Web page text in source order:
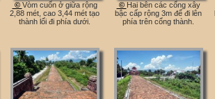
© Vòm cuốn ở giữa rộng
2,88 mét, cao 3,44 mét tạo
thành lối đi phía dưới.
© Hai bên các cổng xây
bậc cấp rộng 3m để đi lên
phía trên cổng thành.